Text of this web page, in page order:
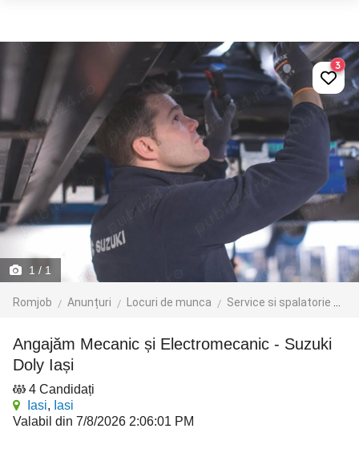
1 / 1
Romjob Anunțuri Locuri de munca Service si spalatorie auto
3
Angajăm Mecanic și Electromecanic - Suzuki
Doly Iași
4 Candidați
Iasi, Iasi
Valabil din 7/8/2026 2:06:01 PM